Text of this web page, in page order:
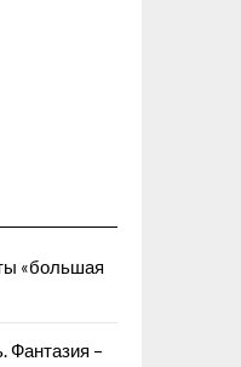
«большая
Фантазия –